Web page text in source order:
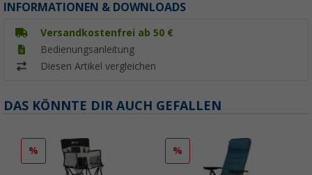
INFORMATIONEN & DOWNLOADS
Versandkostenfrei ab 50 €
Bedienungsanleitung
Diesen Artikel vergleichen
DAS KÖNNTE DIR AUCH GEFALLEN
% %